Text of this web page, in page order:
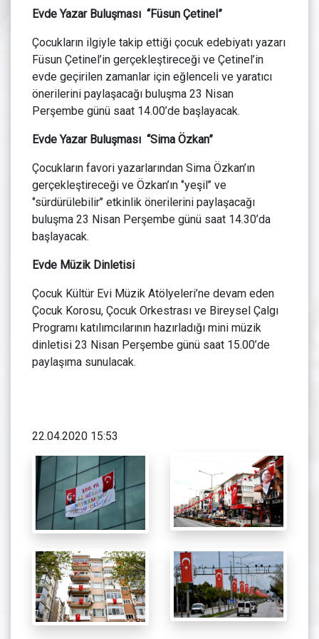
Evde Yazar Buluşması “Füsun Çetinel”
Çocukların ilgiyle takip ettiği çocuk edebiyatı yazarı
Füsun Çetinel’in gerçekleştireceği ve Çetinel’in
evde geçirilen zamanlar için eğlenceli ve yaratıcı
önerilerini paylaşacağı buluşma 23 Nisan
Perşembe günü saat 14.00’de başlayacak.
Evde Yazar Buluşması “Sima Özkan”
Çocukların favori yazarlarından Sima Özkan’ın
gerçekleştireceği ve Özkan’ın ‘’yeşil’’ ve
‘’sürdürülebilir’’ etkinlik önerilerini paylaşacağı
buluşma 23 Nisan Perşembe günü saat 14.30’da
başlayacak.
Evde Müzik Dinletisi
Çocuk Kültür Evi Müzik Atölyeleri’ne devam eden
Çocuk Korosu, Çocuk Orkestrası ve Bireysel Çalgı
Programı katılımcılarının hazırladığı mini müzik
dinletisi 23 Nisan Perşembe günü saat 15.00’de
paylaşıma sunulacak.
22.04.2020 15:53